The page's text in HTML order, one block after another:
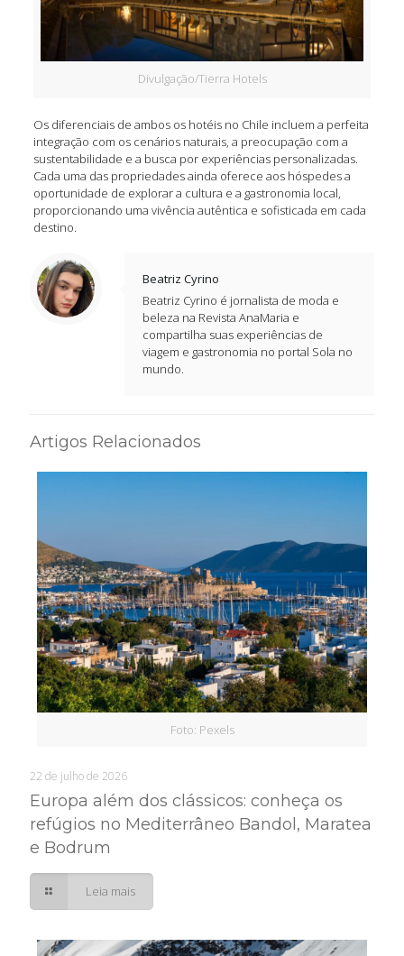
Divulgação/Tierra Hotels
Os diferenciais de ambos os hotéis no Chile incluem a perfeita
integração com os cenários naturais, a preocupação com a
sustentabilidade e a busca por experiências personalizadas.
Cada uma das propriedades ainda oferece aos hóspedes a
oportunidade de explorar a cultura e a gastronomia local,
proporcionando uma vivência autêntica e sofisticada em cada
destino.
Beatriz Cyrino
Beatriz Cyrino é jornalista de moda e
beleza na Revista AnaMaria e
compartilha suas experiências de
viagem e gastronomia no portal Sola no
mundo.
Artigos Relacionados
Foto: Pexels
22 de julho de 2026
Europa além dos clássicos: conheça os
refúgios no Mediterrâneo Bandol, Maratea
e Bodrum
Leia mais